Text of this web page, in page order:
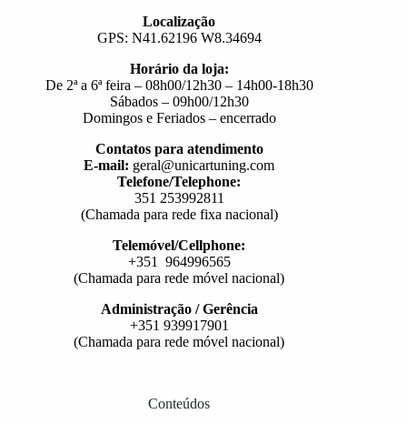
Localização
GPS: N41.62196 W8.34694
Horário da loja:
De 2ª a 6ª feira – 08h00/12h30 – 14h00-18h30
Sábados – 09h00/12h30
Domingos e Feriados – encerrado
Contatos para atendimento
E-mail: geral@unicartuning.com
Telefone/Telephone:
351 253992811
(Chamada para rede fixa nacional)
Telemóvel/Cellphone:
+351 964996565
(Chamada para rede móvel nacional)
Administração / Gerência
+351 939917901
(Chamada para rede móvel nacional)
Conteúdos